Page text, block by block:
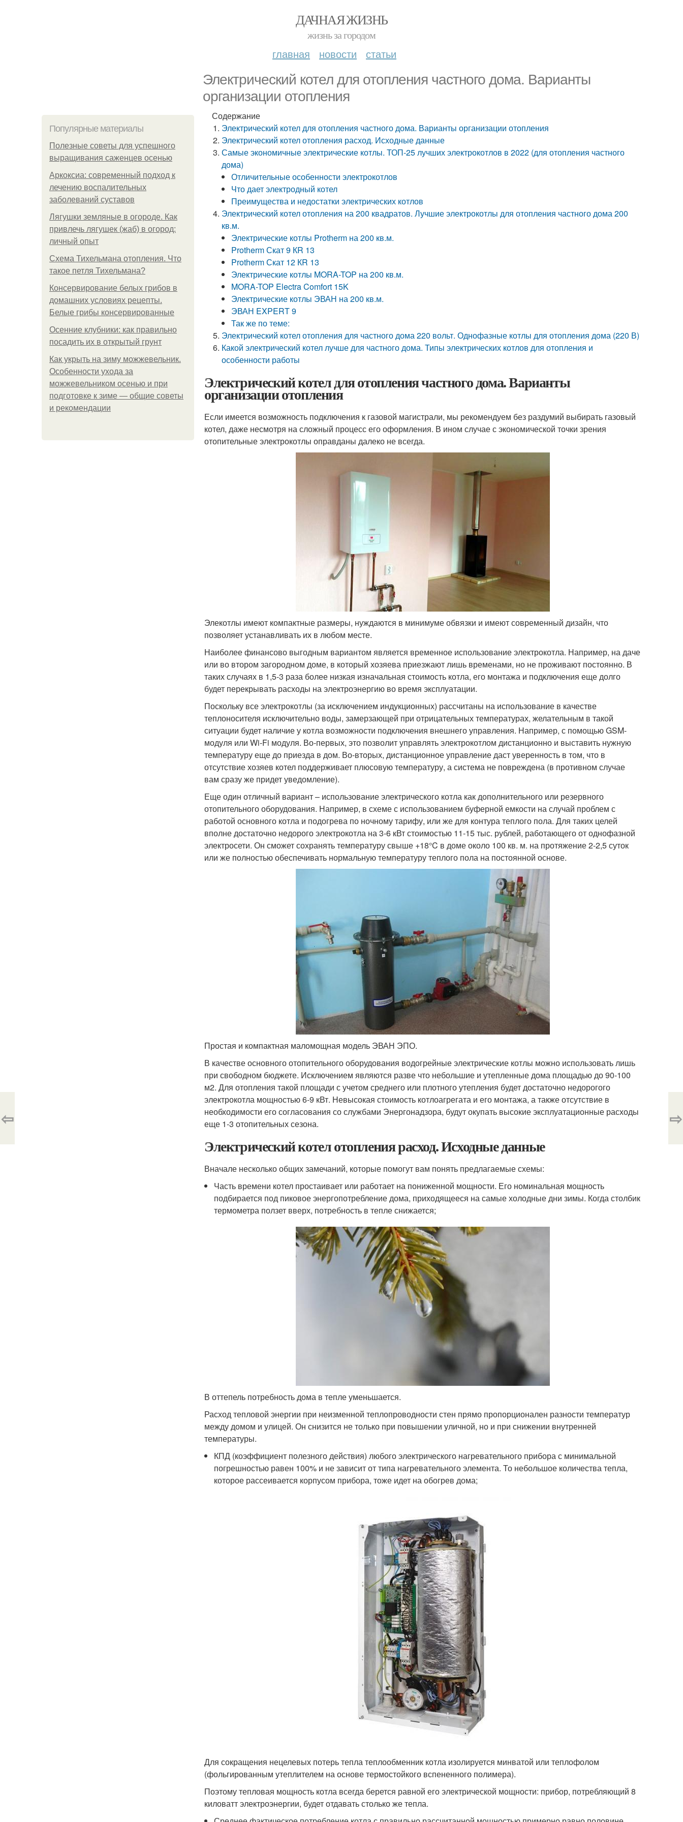
ДАЧНАЯ ЖИЗНЬ
жизнь за городом
главная новости статьи
Электрический котел для отопления частного дома. Варианты
организации отопления
Популярные материалы
Полезные советы для успешного
выращивания саженцев осенью
Аркоксиа: современный подход к
лечению воспалительных
заболеваний суставов
Лягушки земляные в огороде. Как
привлечь лягушек (жаб) в огород:
личный опыт
Схема Тихельмана отопления. Что
такое петля Тихельмана?
Консервирование белых грибов в
домашних условиях рецепты.
Белые грибы консервированные
Осенние клубники: как правильно
посадить их в открытый грунт
Как укрыть на зиму можжевельник.
Особенности ухода за
можжевельником осенью и при
подготовке к зиме — общие советы
и рекомендации
Содержание
Электрический котел для отопления частного дома. Варианты организации отопления
Электрический котел отопления расход. Исходные данные
Самые экономичные электрические котлы. ТОП-25 лучших электрокотлов в 2022 (для отопления частного
дома)
Отличительные особенности электрокотлов
Что дает электродный котел
Преимущества и недостатки электрических котлов
Электрический котел отопления на 200 квадратов. Лучшие электрокотлы для отопления частного дома 200
кв.м.
Электрические котлы Protherm на 200 кв.м.
Protherm Скат 9 КR 13
Protherm Скат 12 КR 13
Электрические котлы MORA-TOP на 200 кв.м.
MORA-TOP Electra Comfort 15K
Электрические котлы ЭВАН на 200 кв.м.
ЭВАН EXPERT 9
Так же по теме:
Электрический котел отопления для частного дома 220 вольт. Однофазные котлы для отопления дома (220 В)
Какой электрический котел лучше для частного дома. Типы электрических котлов для отопления и
особенности работы
Электрический котел для отопления частного дома. Варианты
организации отопления
Если имеется возможность подключения к газовой магистрали, мы рекомендуем без раздумий выбирать газовый
котел, даже несмотря на сложный процесс его оформления. В ином случае с экономической точки зрения
отопительные электрокотлы оправданы далеко не всегда.
Элекотлы имеют компактные размеры, нуждаются в минимуме обвязки и имеют современный дизайн, что
позволяет устанавливать их в любом месте.
Наиболее финансово выгодным вариантом является временное использование электрокотла. Например, на даче
или во втором загородном доме, в который хозяева приезжают лишь временами, но не проживают постоянно. В
таких случаях в 1,5-3 раза более низкая изначальная стоимость котла, его монтажа и подключения еще долго
будет перекрывать расходы на электроэнергию во время эксплуатации.
Поскольку все электрокотлы (за исключением индукционных) рассчитаны на использование в качестве
теплоносителя исключительно воды, замерзающей при отрицательных температурах, желательным в такой
ситуации будет наличие у котла возможности подключения внешнего управления. Например, с помощью GSM-
модуля или Wi-Fi модуля. Во-первых, это позволит управлять электрокотлом дистанционно и выставить нужную
температуру еще до приезда в дом. Во-вторых, дистанционное управление даст уверенность в том, что в
отсутствие хозяев котел поддерживает плюсовую температуру, а система не повреждена (в противном случае
вам сразу же придет уведомление).
Еще один отличный вариант – использование электрического котла как дополнительного или резервного
отопительного оборудования. Например, в схеме с использованием буферной емкости на случай проблем с
работой основного котла и подогрева по ночному тарифу, или же для контура теплого пола. Для таких целей
вполне достаточно недорого электрокотла на 3-6 кВт стоимостью 11-15 тыс. рублей, работающего от однофазной
электросети. Он сможет сохранять температуру свыше +18°C в доме около 100 кв. м. на протяжение 2-2,5 суток
или же полностью обеспечивать нормальную температуру теплого пола на постоянной основе.
Простая и компактная маломощная модель ЭВАН ЭПО.
В качестве основного отопительного оборудования водогрейные электрические котлы можно использовать лишь
при свободном бюджете. Исключением являются разве что небольшие и утепленные дома площадью до 90-100
м2. Для отопления такой площади с учетом среднего или плотного утепления будет достаточно недорогого
электрокотла мощностью 6-9 кВт. Невысокая стоимость котлоагрегата и его монтажа, а также отсутствие в
необходимости его согласования со службами Энергонадзора, будут окупать высокие эксплуатационные расходы
еще 1-3 отопительных сезона.
Электрический котел отопления расход. Исходные данные
Вначале несколько общих замечаний, которые помогут вам понять предлагаемые схемы:
Часть времени котел простаивает или работает на пониженной мощности. Его номинальная мощность
подбирается под пиковое энергопотребление дома, приходящееся на самые холодные дни зимы. Когда столбик
термометра ползет вверх, потребность в тепле снижается;
В оттепель потребность дома в тепле уменьшается.
Расход тепловой энергии при неизменной теплопроводности стен прямо пропорционален разности температур
между домом и улицей. Он снизится не только при повышении уличной, но и при снижении внутренней
температуры.
КПД (коэффициент полезного действия) любого электрического нагревательного прибора с минимальной
погрешностью равен 100% и не зависит от типа нагревательного элемента. То небольшое количества тепла,
которое рассеивается корпусом прибора, тоже идет на обогрев дома;
Для сокращения нецелевых потерь тепла теплообменник котла изолируется минватой или теплофолом
(фольгированным утеплителем на основе термостойкого вспененного полимера).
Поэтому тепловая мощность котла всегда берется равной его электрической мощности: прибор, потребляющий 8
киловатт электроэнергии, будет отдавать столько же тепла.
⇦ ⇨